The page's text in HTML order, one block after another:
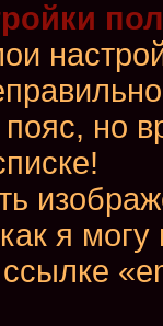
но
я могу